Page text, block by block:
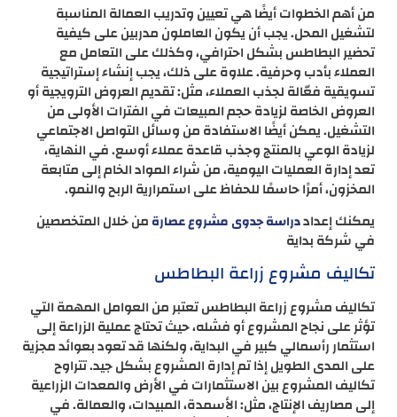
من أهم الخطوات أيضًا هي تعيين وتدريب العمالة المناسبة
لتشغيل المحل. يجب أن يكون العاملون مدربين على كيفية
تحضير البطاطس بشكل احترافي، وكذلك على التعامل مع
العملاء بأدب وحرفية. علاوة على ذلك، يجب إنشاء إستراتيجية
تسويقية فعّالة لجذب العملاء، مثل: تقديم العروض الترويجية أو
العروض الخاصة لزيادة حجم المبيعات في الفترات الأولى من
التشغيل. يمكن أيضًا الاستفادة من وسائل التواصل الاجتماعي
لزيادة الوعي بالمنتج وجذب قاعدة عملاء أوسع. في النهاية،
تعد إدارة العمليات اليومية، من شراء المواد الخام إلى متابعة
المخزون، أمرًا حاسمًا للحفاظ على استمرارية الربح والنمو.
يمكنك إعداددراسة جدوى مشروع عصارةمن خلال المتخصصين
في شركة بداية
تكاليف مشروع زراعة البطاطس
تكاليف مشروع زراعة البطاطس تعتبر من العوامل المهمة التي
تؤثر على نجاح المشروع أو فشله، حيث تحتاج عملية الزراعة إلى
استثمار رأسمالي كبير في البداية، ولكنها قد تعود بعوائد مجزية
على المدى الطويل إذا تم إدارة المشروع بشكل جيد. تتراوح
تكاليف المشروع بين الاستثمارات في الأرض والمعدات الزراعية
إلى مصاريف الإنتاج، مثل: الأسمدة، المبيدات، والعمالة. في